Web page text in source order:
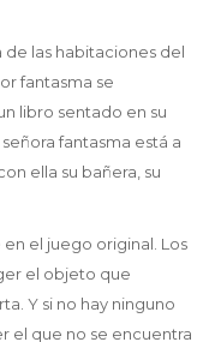
de las habitaciones del
fantasma se
libro sentado en su
fantasma está a
ella su bañera, su
el juego original. Los
el objeto que
Y si no hay ninguno
el que no se encuentra